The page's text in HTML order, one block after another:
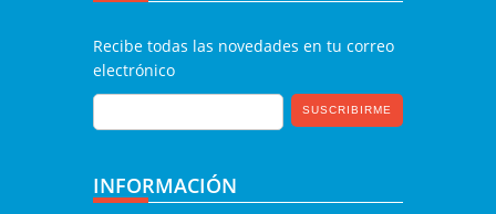
Recibe todas las novedades en tu correo
electrónico
INFORMACIÓN